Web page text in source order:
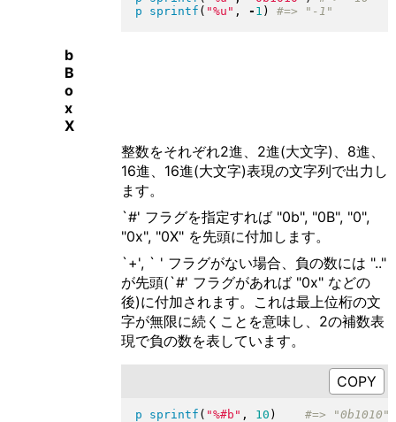
p
sprintf ( "%u " , - 1 )
b
B
o
x
X
整数をそれぞれ2進、2進(大文字)、8進、
16進、16進(大文字)表現の文字列で出力し
ます。
`#' フラグを指定すれば "0b", "0B", "0",
"0x", "0X" を先頭に付加します。
`+', ` ' フラグがない場合、負の数には ".."
が先頭(`#' フラグがあれば "0x" などの
後)に付加されます。これは最上位桁の文
字が無限に続くことを意味し、2の補数表
現で負の数を表しています。
p sprintf ( "%#b " , 10 )